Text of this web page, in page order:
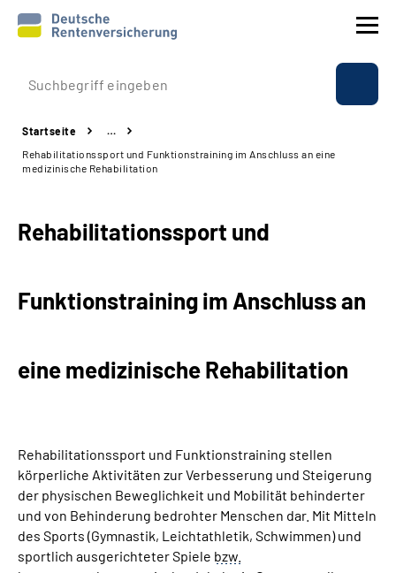
Prävention
Reha
Beratung & Kontakt
Experten
Language
Inhalte in Gebärdensprache (DGS)
Startseite
…
Rehabilitations­sport und Funktions­­training im Anschluss an eine
medizinische Rehabilitation
Rehabilitations­sport und
Funktions­­training im Anschluss an
eine medizinische Rehabilitation
Rehabilitationssport und Funktionstraining stellen
körperliche Aktivitäten zur Verbesserung und Steigerung
der physischen Beweglichkeit und Mobilität behinderter
und von Behinderung bedrohter Menschen dar. Mit Mitteln
des Sports (Gymnastik, Leichtathletik, Schwimmen) und
sportlich ausgerichteter Spiele bzw.